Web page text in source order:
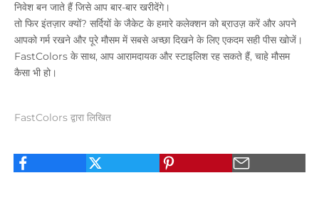
निवेश बन जाते हैं जिसे आप बार-बार खरीदेंगे।
तो फिर इंतज़ार क्यों? सर्दियों के जैकेट के हमारे कलेक्शन को ब्राउज़ करें और अपने
आपको गर्म रखने और पूरे मौसम में सबसे अच्छा दिखने के लिए एकदम सही पीस खोजें।
FastColors के साथ, आप आरामदायक और स्टाइलिश रह सकते हैं, चाहे मौसम
कैसा भी हो।
FastColors द्वारा लिखित